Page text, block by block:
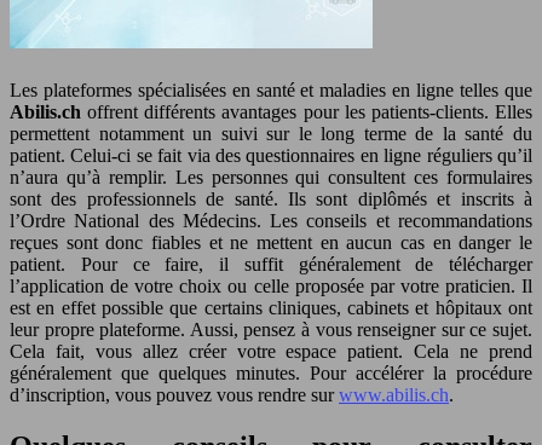
Les plateformes spécialisées en santé et maladies en ligne telles que
Abilis.choffrent différents avantages pour les patients-clients. Elles
permettent notamment un suivi sur le long terme de la santé du
patient. Celui-ci se fait via des questionnaires en ligne réguliers qu’il
n’aura qu’à remplir. Les personnes qui consultent ces formulaires
sont des professionnels de santé. Ils sont diplômés et inscrits à
l’Ordre National des Médecins. Les conseils et recommandations
reçues sont donc fiables et ne mettent en aucun cas en danger le
patient. Pour ce faire, il suffit généralement de télécharger
l’application de votre choix ou celle proposée par votre praticien. Il
est en effet possible que certains cliniques, cabinets et hôpitaux ont
leur propre plateforme. Aussi, pensez à vous renseigner sur ce sujet.
Cela fait, vous allez créer votre espace patient. Cela ne prend
généralement que quelques minutes. Pour accélérer la procédure
d’inscription, vous pouvez vous rendre surwww.abilis.ch.